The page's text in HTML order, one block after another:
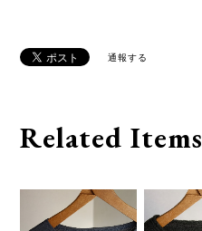
通報する
Related Items